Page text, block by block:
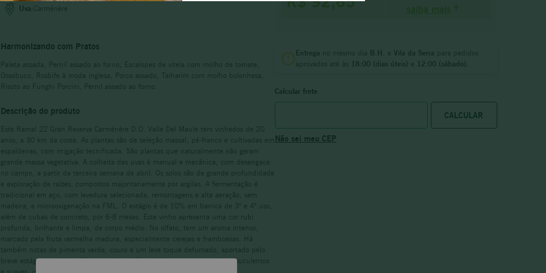
Uva: Carménère
Harmonizando com Pratos
Paleta assada, Pernil assado ao forno, Escalopes de vitela com molho de tomate,
Ossobuco, Rosbife à moda inglesa, Porco assado, Talharim com molho bolonhesa,
Risoto ao Funghi Porcini, Pernil assado ao forno.
Descrição do produto
Este Ramal 22 Gran Reserva Carménère D.O. Valle Del Maule tem vinhedos de 20
anos, a 30 km da costa. As plantas são de seleção massal, pé-franco e cultivadas em
espaldeiras, com irrigação tecnificada. São plantas que naturalmente não geram
grande massa vegetativa. A colheita das uvas é manual e mecânica, com desengace
no campo, a partir da terceira semana de abril. Os solos são de grande profundidade
e exploração de raízes, compostos majoritariamente por argilas. A fermentação é
tradicional em aço, com levedura selecionada, remontagens e alta aeração, sem
madeira, e microoxigenação na FML. O estágio é de 10% em barrica de 3º e 4º uso,
além de cubas de concreto, por 6-8 meses. Este vinho apresenta uma cor rubi
profunda, brilhante e limpa, de corpo médio. No olfato, tem um aroma intenso,
marcado pela fruta vermelha madura, especialmente cerejas e framboesas. Há
também notas de pimenta verde, couro e um leve toque defumado, aportado pelo
breve estágio em barrica. Na boca, é equilibrado, elegante, com taninos suculentos
Entrega no mesmo dia B.H. e Vila da Serra para pedidos
aprovados até às 18:00 (dias úteis) e 12:00 (sábado).
Calcular frete
Não sei meu CEP